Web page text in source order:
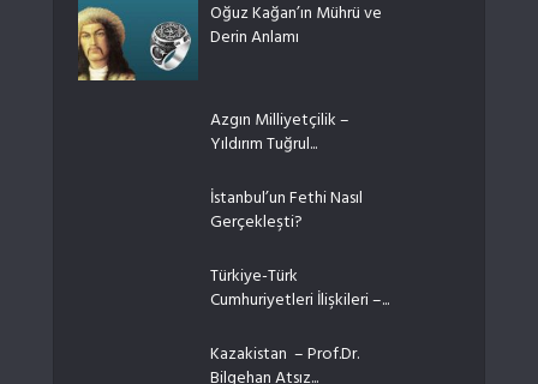
Oğuz Kağan’ın Mührü ve
Derin Anlamı
Azgın Milliyetçilik –
Yıldırım Tuğrul...
İstanbul’un Fethi Nasıl
Gerçekleşti?
Türkiye-Türk
Cumhuriyetleri İlişkileri –...
Kazakistan – Prof.Dr.